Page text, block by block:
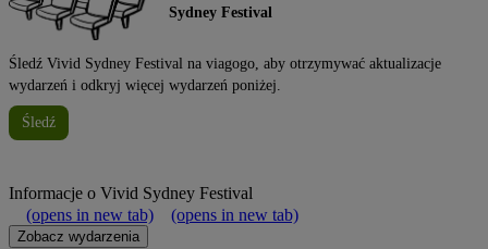
Sydney Festival
Śledź Vivid Sydney Festival na viagogo, aby otrzymywać aktualizacje
wydarzeń i odkryj więcej wydarzeń poniżej.
Śledź
Informacje o Vivid Sydney Festival
(opens in new tab)
(opens in new tab)
Zobacz wydarzenia